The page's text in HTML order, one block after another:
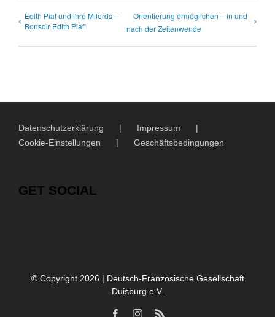
Edith Piaf und ihre Milords –
Bonsoir Edith Piaf!
Orientierung ermöglichen – in und
nach der Zeitenwende
Datenschutzerklärung
Impressum
Cookie-Einstellungen
Geschäftsbedingungen
GET SOCIAL
© Copyright 2026 | Deutsch-Französische Gesellschaft
Duisburg e.V.
FacebookInstagram